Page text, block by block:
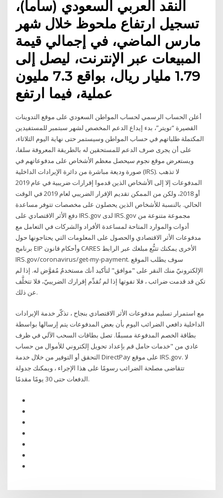
النقد العربي السعودي (ساما)،
تسجيل ارتفاع ملحوظ خلال شهر
مارس الماضي، في إجمالي قيمة
المبيعات عبر الإنترنت، ليصل إلى
1.79 مليار ريال، بواقع 7.3 مليون
عملية، فيما ارتفع
أعلن الحساب الرسمي لحساب المواطن السعودي على موقع التدوينات
القصيرة “تويتر”، بدء إيداع الدعم المخصص لشهر سبتمبر للمستفيدين
المكتملة طلباتهم في حساب المواطن وسيستمر حتى نهاية اليوم الثلاثاء،
على أن يجرى صرف الدعم للمستحقين له بالطريقة المعروفة سلفا،
ويستعرض موقع نجوم سيحصل معظم الأشخاص على مدفوعاتهم في
صورة وديعة مباشرة من دائرة الإيرادات الداخلية (IRS). لا تذهب
المدفوعات إلا إلى الأشخاص الذين قدموا إقرارات ضريبية في عام 2019
أو 2018، ولكن من الممكن تقديم الإقرار الضريبي لعام 2019 في الوقت
الحالي. بالنسبة للأشخاص الذين يحصلون على مخصصات تتوفر مساعدة
دفع الأثر الاقتصادي على IRS.gov لدى IRS.gov مجموعة متنوعة من
أدوات والموارد المتاحة لمساعدة الأفراد والشركات في التعامل مع
مدفوعات الأثر الاقتصادي والحصول على المعلومات التي يحتاجونها حول
برنامج EIP وأحكام قانون CARES الأخرى يمكنك تتبُّع مبلغك عبر الرابط
IRS.gov/coronavirus/get-my-payment. سوف يطلب الموقع
الإلكترونيّ منك النقر على "موافق" لتأكيد أنك مستخدمٌ مُفوَّض له. إذا لم
تكن قد قدمت ضرائب ، فلا تفوتها إذا لم تُقدِّم إقرارك الضريبيّ، فلا تتخلَّف
عن ذلك.
مع استمرار تسليم مدفوعات الأثر الاقتصادي بنجاح ، تذكّر خدمة الإيرادات
الداخلية دافعي الضرائب اليوم بأن بعض المدفوعات يتم إرسالها بواسطة
بطاقة الخصم المدفوعة مسبقًا. تصل بطاقات السحب الآلي في ظرف
عادي من "خدمات حامل قم بإعداد تحويل إلكتروني للأموال من حساب
التحقق أو التوفير من خلال خدمة DirectPay على موقع IRS.gov. لا
تتقاضى مصلحة الضرائب رسومًا على هذا الإجراء ، ويمكنك جدولة
الدفعات حتى 30 يومًا مقدمًا.